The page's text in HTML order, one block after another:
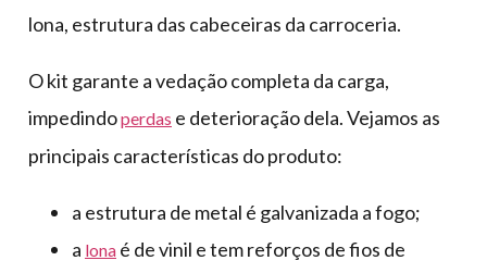
lona, estrutura das cabeceiras da carroceria.
O kit garante a vedação completa da carga,
impedindoperdas e deterioração dela. Vejamos as
principais características do produto:
a estrutura de metal é galvanizada a fogo;
a lona é de vinil e tem reforços de fios de